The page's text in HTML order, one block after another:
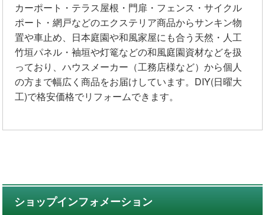
カーポート・テラス屋根・門扉・フェンス・サイクル
ポート・網戸などのエクステリア商品からサンキン物
置や車止め、日本庭園や和風家屋にも合う天然・人工
竹垣パネル・袖垣や灯篭などの和風庭園資材などを扱
っており、ハウスメーカー（工務店様など）から個人
の方まで幅広く商品をお届けしています。DIY(日曜大
工)で格安価格でリフォームできます。
ショップインフォメーション